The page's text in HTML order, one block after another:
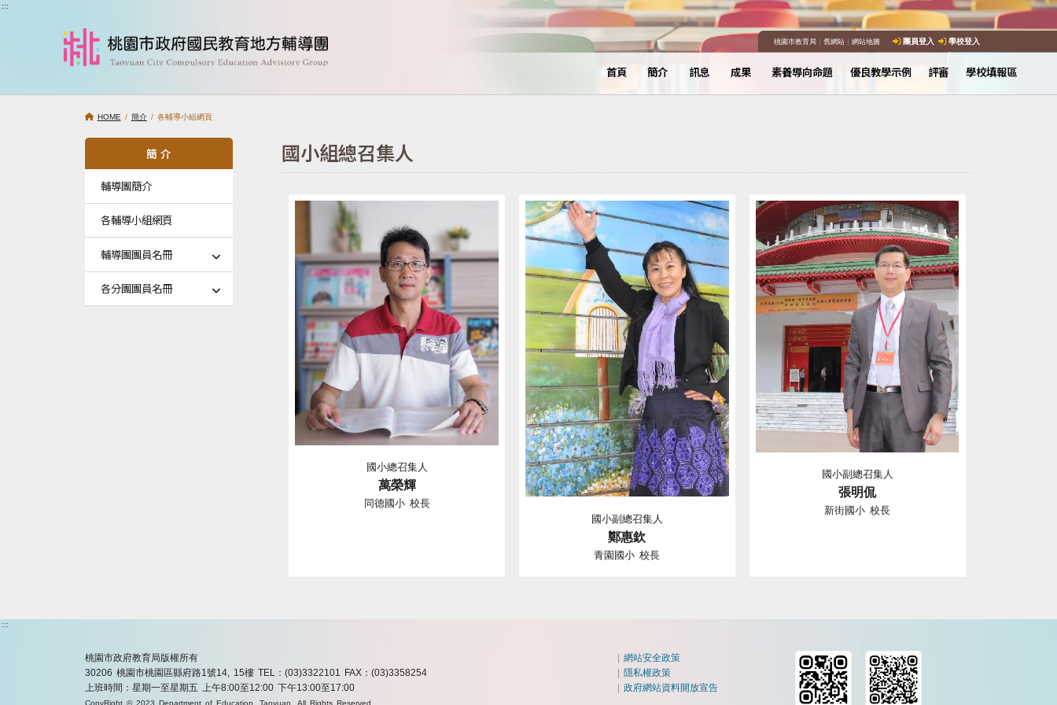
跳到主要內容
:::
桃園市教育局｜ 舊網站｜ 網站地圖 團員登入 學校登入
首頁 簡介 訊息 成果 素養導向命題 優良教學示例 評審 學校填報區
HOME / 簡介/ 各輔導小組網頁
簡 介
輔導團簡介
各輔導小組網頁
輔導團團員名冊
各分團團員名冊
國小組總召集人
國小總召集人
萬榮輝
同德國小 校長
國小副總召集人
鄭惠欽
青園國小 校長
國小副總召集人
張明侃
新街國小 校長
:::
桃園市政府教育局版權所有
30206 桃園市桃園區縣府路1號14, 15樓 TEL：(03)3322101 FAX：(03)3358254
上班時間：星期一至星期五 上午8:00至12:00 下午13:00至17:00
CopyRight © 2023 Department of Education, Taoyuan. All Rights Reserved.
|網站安全政策
隱私權政策
|政府網站資料開放宣告